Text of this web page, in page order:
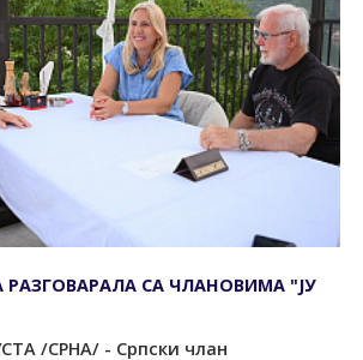
РАЗГОВАРАЛА СА ЧЛАНОВИМА "ЈУ
/СРНА/ - Српски члан